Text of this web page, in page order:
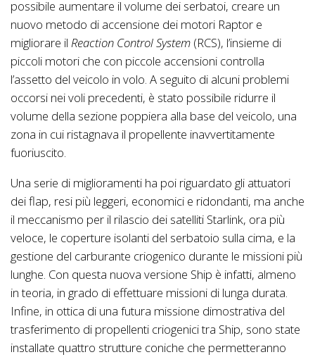
possibile aumentare il volume dei serbatoi, creare un
nuovo metodo di accensione dei motori Raptor e
migliorare il Reaction Control System (RCS), l’insieme di
piccoli motori che con piccole accensioni controlla
l’assetto del veicolo in volo. A seguito di alcuni problemi
occorsi nei voli precedenti, è stato possibile ridurre il
volume della sezione poppiera alla base del veicolo, una
zona in cui ristagnava il propellente inavvertitamente
fuoriuscito.
Una serie di miglioramenti ha poi riguardato gli attuatori
dei flap, resi più leggeri, economici e ridondanti, ma anche
il meccanismo per il rilascio dei satelliti Starlink, ora più
veloce, le coperture isolanti del serbatoio sulla cima, e la
gestione del carburante criogenico durante le missioni più
lunghe. Con questa nuova versione Ship è infatti, almeno
in teoria, in grado di effettuare missioni di lunga durata.
Infine, in ottica di una futura missione dimostrativa del
trasferimento di propellenti criogenici tra Ship, sono state
installate quattro strutture coniche che permetteranno